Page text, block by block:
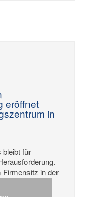
eröffnet
in
bleibt für
Firmensitz in der
i...